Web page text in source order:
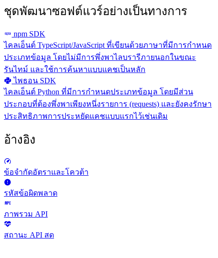
ชุดพัฒนาซอฟต์แวร์อย่างเป็นทางการ
npm SDK
ไคลเอ็นต์ TypeScript/JavaScript ที่เขียนด้วยภาษาที่มีการกำหนด
ประเภทข้อมูล โดยไม่มีการพึ่งพาไลบรารีภายนอกในขณะ
รันไทม์ และใช้การค้นหาแบบแคชเป็นหลัก
ไพธอน SDK
ไคลเอ็นต์ Python ที่มีการกำหนดประเภทข้อมูล โดยมีส่วน
ประกอบที่ต้องพึ่งพาเพียงหนึ่งรายการ (requests) และยังคงรักษา
ประสิทธิภาพการประหยัดแคชแบบแรกไว้เช่นเดิม
อ้างอิง
ข้อจำกัดอัตราและโควต้า
รหัสข้อผิดพลาด
ภาพรวม API
สถานะ API สด